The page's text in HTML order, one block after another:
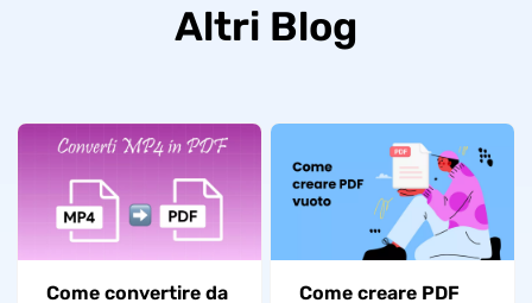
Altri Blog
Come convertire da
Come creare PDF